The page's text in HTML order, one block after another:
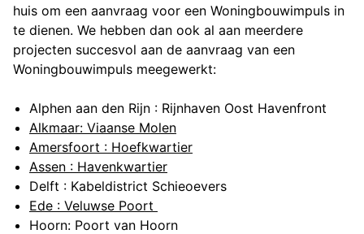
huis om een aanvraag voor een Woningbouwimpuls in
te dienen. We hebben dan ook al aan meerdere
projecten succesvol aan de aanvraag van een
Woningbouwimpuls meegewerkt:
Alphen aan den Rijn : Rijnhaven Oost Havenfront
Alkmaar: Viaanse Molen
Amersfoort : Hoefkwartier
Assen : Havenkwartier
Delft : Kabeldistrict Schieoevers
Ede : Veluwse Poort
Hoorn: Poort van Hoorn